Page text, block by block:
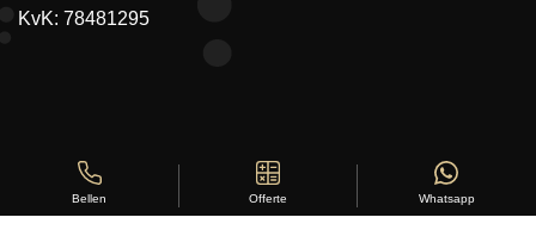
KvK: 78481295
Bellen Offerte Whatsapp